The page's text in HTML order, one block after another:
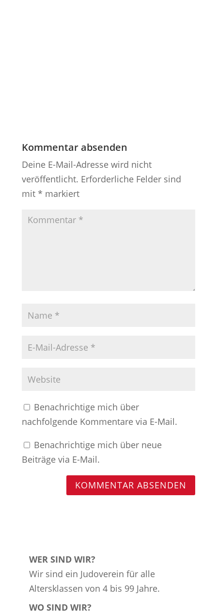
Kommentar absenden
Deine E-Mail-Adresse wird nicht
veröffentlicht. Erforderliche Felder sind
mit * markiert
Benachrichtige mich über
nachfolgende Kommentare via E-Mail.
Benachrichtige mich über neue
Beiträge via E-Mail.
WER SIND WIR?
Wir sind ein Judoverein für alle
Altersklassen von 4 bis 99 Jahre.
WO SIND WIR?